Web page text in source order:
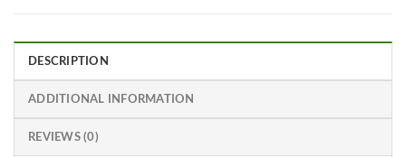
DESCRIPTION
ADDITIONAL INFORMATION
REVIEWS (0)